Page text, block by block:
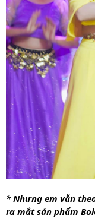
* Nhưng em vẫn
ra mắt sản phẩm